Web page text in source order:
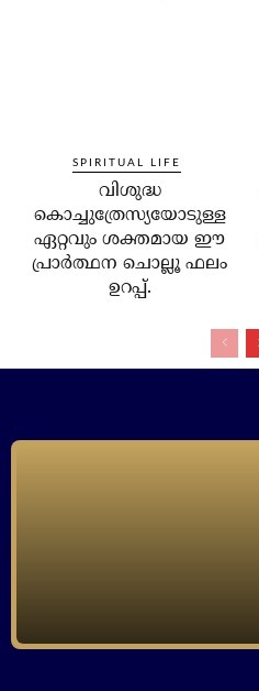
SPIRITUAL LIFE
വിശുദ്ധ
കൊച്ചുത്രേസ്യയോടുള്ള
ഏറ്റവും ശക്തമായ ഈ
പ്രാര്‍ത്ഥന ചൊല്ലൂ ഫലം
ഉറപ്പ്.